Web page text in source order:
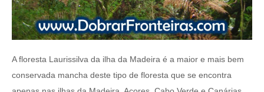
A floresta Laurissilva da ilha da Madeira é a maior e mais bem
conservada mancha deste tipo de floresta que se encontra